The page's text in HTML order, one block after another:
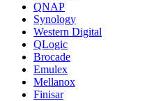
QNAP
Synology
Western Digital
QLogic
Brocade
Emulex
Mellanox
Finisar